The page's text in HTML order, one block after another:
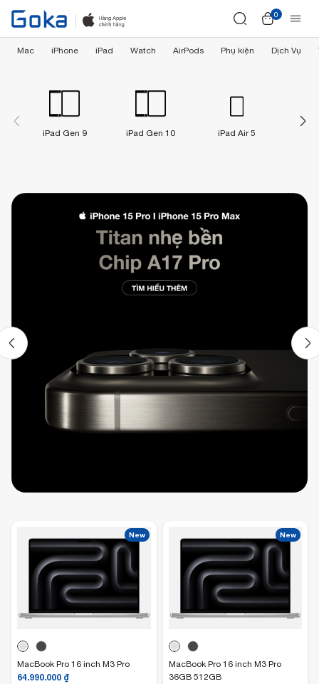
0
Mac iPhone iPad Watch AirPods Phụ kiện Dịch Vụ
iPad Gen 9 iPad Gen 10 iPad Air 5
New
MacBook Pro 16 inch M3 Pro
64.990.000 ₫
New
MacBook Pro 16 inch M3 Pro
36GB 512GB